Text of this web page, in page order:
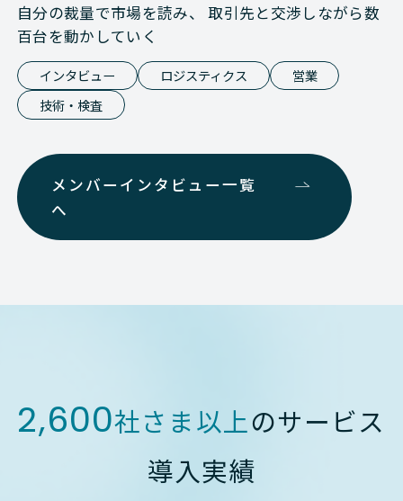
自分の裁量で市場を読み、 取引先と交渉しながら数
百台を動かしていく
インタビュー ロジスティクス
営業
技術・検査
メンバーインタビュー一覧
へ
2,600社さま以上のサービス
導入実績